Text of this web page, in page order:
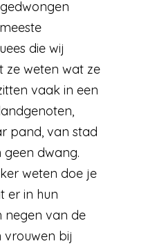
die wij
ze weten wat ze
vaak in een
pand, van stad
dwang.
weten doe je
er in hun
negen van de
vrouwen bij